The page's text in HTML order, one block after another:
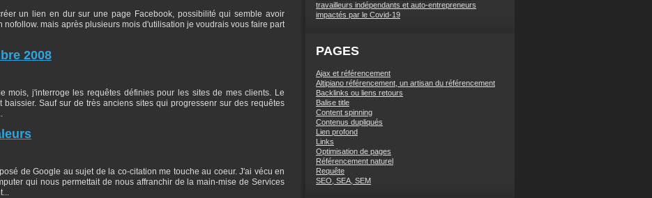
un lien en dur sur une page Facebook, possibilité qui semble avoir
nofollow. mais après plusieurs mois d'utilisation je voudrais vous faire part
2008
mois, j'interroge les requêtes définies pour les sites de mes clients. Le
Sauf sur de très anciens sites qui progressenr sur des requêtes
de Google au sujet de la co-citation me touche au coeur. J'ai vécu en
qui nous permettait de nous affranchir de la main-mise de Services
travailleurs indépendants et auto-entrepreneurs
impactés par le Covid-19
PAGES
Ajax et référencement
Altipiano référencement, un artisan du référencement
Backlinks ou liens retours
Balise title
Content spinning
Contenus dupliqués
Lien profond
Links
Optimisation de pages
Référencement naturel
Requête
SEO, SEA, SEM